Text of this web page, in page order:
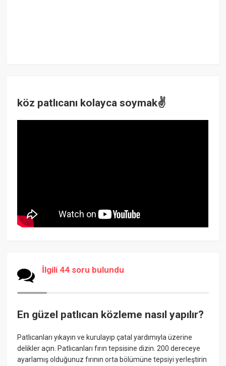
köz patlıcanı kolayca soymak✌
İlgili 44 soru bulundu
En güzel patlıcan közleme nasıl yapılır?
Patlıcanları yıkayın ve kurulayıp çatal yardımıyla üzerine
delikler açın. Patlıcanları fırın tepsisine dizin. 200 dereceye
ayarlamış olduğunuz fırının orta bölümüne tepsiyi yerleştirin